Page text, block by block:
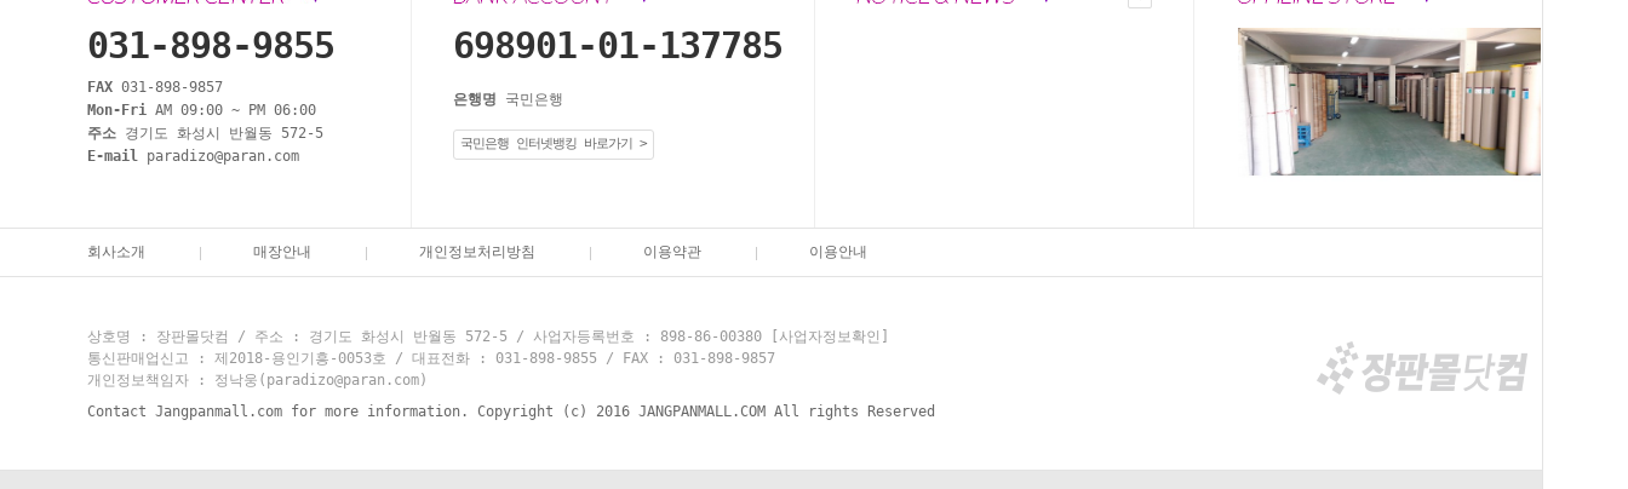
031-898-9855
FAX 031-898-9857
Mon-Fri AM 09:00 ~ PM 06:00
주소 경기도 화성시 반월동 572-5
E-mail paradizo@paran.com
698901-01-137785
은행명 국민은행
국민은행 인터넷뱅킹 바로가기 >
회사소개 매장안내 개인정보처리방침 이용약관 이용안내
상호명 : 장판몰닷컴 / 주소 : 경기도 화성시 반월동 572-5 / 사업자등록번호 : 898-86-00380
[사업자정보확인]
통신판매업신고 : 제2018-용인기흥-0053호 / 대표전화 : 031-898-9855 / FAX : 031-898-9857
개인정보책임자 : 정낙웅(paradizo@paran.com)
Contact Jangpanmall.com for more information. Copyright (c) 2016 JANGPANMALL.COM All rights Reserved